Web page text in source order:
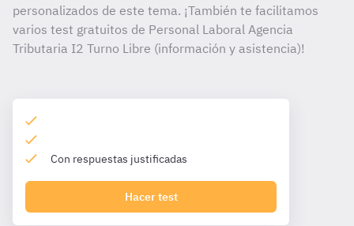
personalizados de este tema. ¡También te facilitamos
varios test gratuitos de Personal Laboral Agencia
Tributaria I2 Turno Libre (información y asistencia)!
Con respuestas justificadas
Hacer test